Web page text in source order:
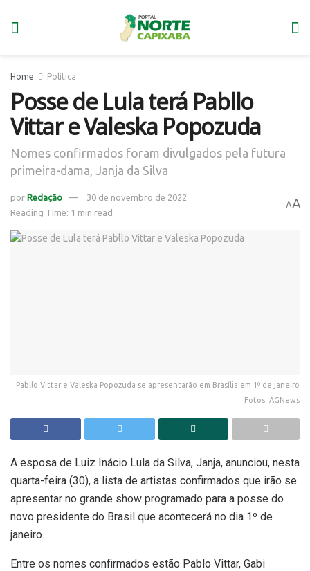
Home Política
Posse de Lula terá Pabllo
Vittar e Valeska Popozuda
Nomes confirmados foram divulgados pela futura
primeira-dama, Janja da Silva
por Redação
30 de novembro de 2022
Reading Time: 1 min read
AA
Pabllo Vittar e Valeska Popozuda se apresentarão em Brasília em 1º de janeiro
Fotos: AGNews
A esposa de Luiz Inácio Lula da Silva, Janja, anunciou, nesta
quarta-feira (30), a lista de artistas confirmados que irão se
apresentar no grande show programado para a posse do
novo presidente do Brasil que acontecerá no dia 1º de
janeiro.
Entre os nomes confirmados estão Pablo Vittar, Gabi